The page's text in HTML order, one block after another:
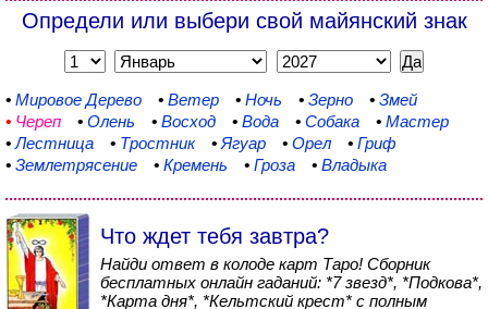
Определи или выбери свой майянский знак
• Мировое Дерево • Ветер • Ночь • Зерно • Змей
• Череп • Олень • Восход • Вода • Собака • Мастер
•Лестница • Тростник • Ягуар • Орел • Гриф
• Землетрясение • Кремень • Гроза • Владыка
Что ждет тебя завтра?
Найди ответ в колоде карт Таро! Сборник
бесплатных онлайн гаданий: *7 звезд*, *Подкова*,
*Карта дня*, *Кельтский крест* с полным